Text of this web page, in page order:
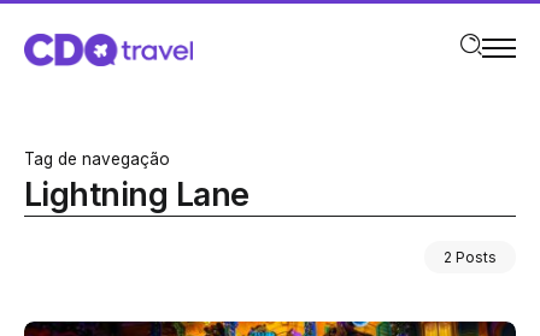
Tag de navegação
Lightning Lane
2 Posts